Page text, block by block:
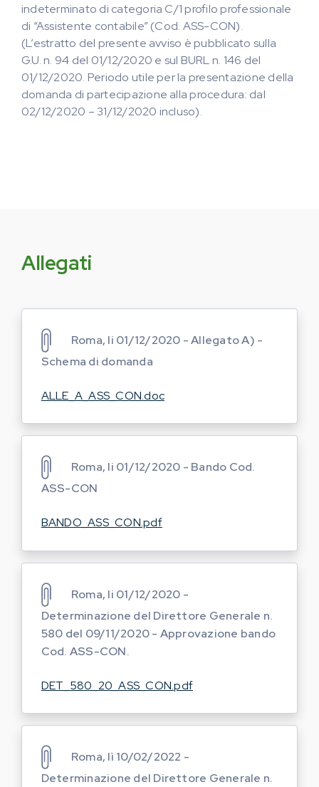
indeterminato di categoria C/1 profilo professionale
di “Assistente contabile” (Cod. ASS-CON).
(L’estratto del presente avviso è pubblicato sulla
G.U. n. 94 del 01/12/2020 e sul BURL n. 146 del
01/12/2020. Periodo utile per la presentazione della
domanda di partecipazione alla procedura: dal
02/12/2020 – 31/12/2020 incluso).
Allegati
Roma, li 01/12/2020 - Allegato A) -
Schema di domanda
ALLE_A_ASS_CON.doc
Roma, li 01/12/2020 - Bando Cod.
ASS-CON
BANDO_ASS_CON.pdf
Roma, li 01/12/2020 -
Determinazione del Direttore Generale n.
580 del 09/11/2020 - Approvazione bando
Cod. ASS-CON.
DET_580_20_ASS_CON.pdf
Roma, lì 10/02/2022 -
Determinazione del Direttore Generale n.